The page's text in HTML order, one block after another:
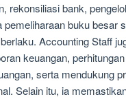
rekonsiliasi bank,
pemeliharaan buku besar
Accounting Staff
keuangan,
serta mendukung
Selain itu, ia